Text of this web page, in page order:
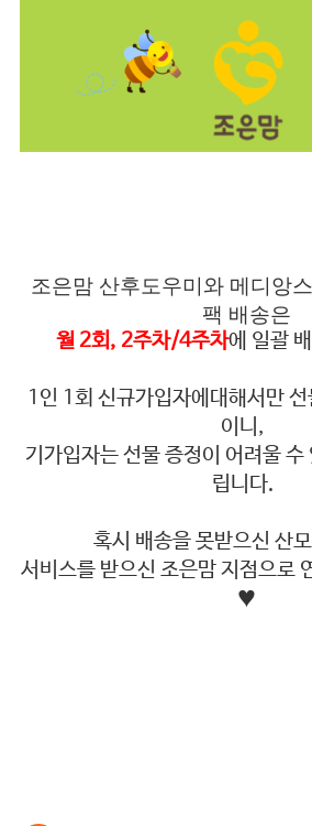
조은맘 산후도우미와 메디앙
팩 배송은
월 2회, 2주차/4주차에 일괄
1인 1회 신규가입자에대해서만
이니,
기가입자는 선물 증정이 어려울
립니다.
혹시 배송을 못받으신 산
서비스를 받으신 조은맘 지점으로
♥